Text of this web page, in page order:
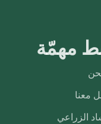
مهمّة
معنا
الزراعي